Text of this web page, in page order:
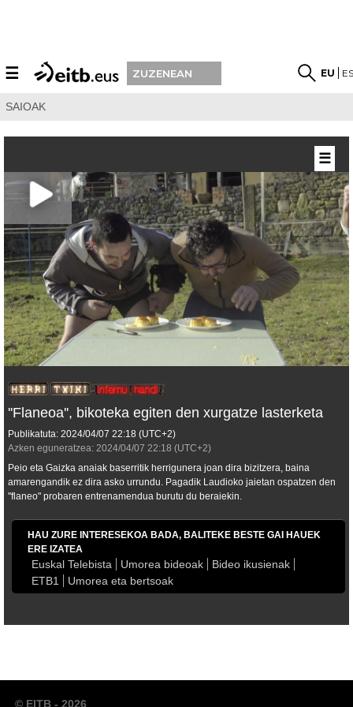
☰ ZUZENEAN EU
SAIOAK
''Flaneoa'', bikoteka egiten den xurgatze lasterketa
Publikatuta: 2024/04/07 22:18 (UTC+2)
Azken eguneratzea: 2024/04/07 22:18 (UTC+2)
Peio eta Gaizka anaiak baserritik herrigunera joan dira bizitzera, baina
amarengandik ez dira asko urrundu. Pagadik Laudioko jaietan ospatzen den
"flaneo" probaren entrenamendua burutu du beraiekin.
HAU ZURE INTERESEKOA BADA, BALITEKE BESTE GAI HAUEK
ERE IZATEA
Euskal Telebista Umorea bideoak
Bideo ikusienak
ETB1
Umorea eta bertsoak
☰
© EITB - 2026